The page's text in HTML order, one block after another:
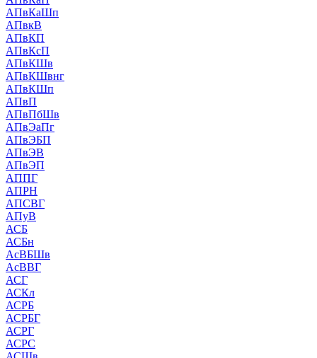
АПвКаШп
АПвкВ
АПвКП
АПвКсП
АПвКШв
АПвКШвнг
АПвКШп
АПвП
АПвПбШв
АПвЭаПг
АПвЭБП
АПвЭВ
АПвЭП
АППГ
АПРН
АПСВГ
АПуВ
АСБ
АСБн
АсВБШв
АсВВГ
АСГ
АСКл
АСРБ
АСРБГ
АСРГ
АСРС